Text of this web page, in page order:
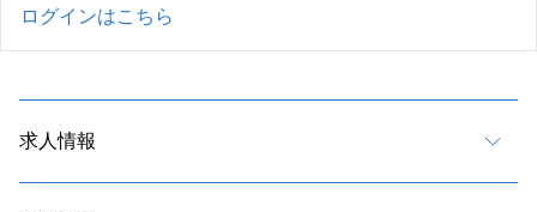
ログインはこちら
求人情報